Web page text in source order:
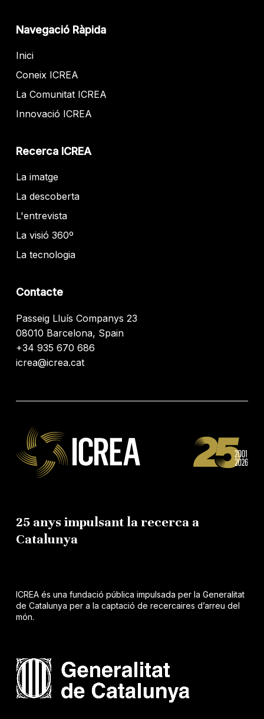
Navegació Ràpida
Inici
Coneix ICREA
La Comunitat ICREA
Innovació ICREA
Recerca ICREA
La imatge
La descoberta
L'entrevista
La visió 360º
La tecnologia
Contacte
Passeig Lluís Companys 23
08010 Barcelona, Spain
+34 935 670 686
icrea@icrea.cat
25 anys impulsant la recerca a
Catalunya
ICREA és una fundació pública impulsada per la Generalitat
de Catalunya per a la captació de recercaires d’arreu del
món.